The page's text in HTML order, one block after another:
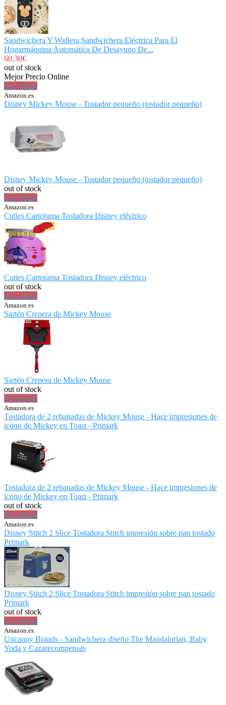
Sandwichera Y Waflera,Sandwichera Eléctrica Para El
Hogarmáquina Automática De Desayuno De...
60,30€
out of stock
Mejor Precio Online
Ver Oferta
Amazon.es
Disney Mickey Mouse - Tostador pequeño (tostador pequeño)
Disney Mickey Mouse - Tostador pequeño (tostador pequeño)
out of stock
Ver Oferta
Amazon.es
Cuties Cartorama Tostadora Disney eléctrico
Cuties Cartorama Tostadora Disney eléctrico
out of stock
Ver Oferta
Amazon.es
Sartén Crepera de Mickey Mouse
Sartén Crepera de Mickey Mouse
out of stock
Ver Oferta
Amazon.es
Tostadora de 2 rebanadas de Mickey Mouse - Hace impresiones de
icono de Mickey en Toast - Primark
Tostadora de 2 rebanadas de Mickey Mouse - Hace impresiones de
icono de Mickey en Toast - Primark
out of stock
Ver Oferta
Amazon.es
Disney Stitch 2 Slice Tostadora Stitch impresión sobre pan tostado
Primark
Disney Stitch 2 Slice Tostadora Stitch impresión sobre pan tostado
Primark
out of stock
Ver Oferta
Amazon.es
Uncanny Brands - Sandwichera diseño The Mandalorian, Baby
Yoda y Cazarecompensas